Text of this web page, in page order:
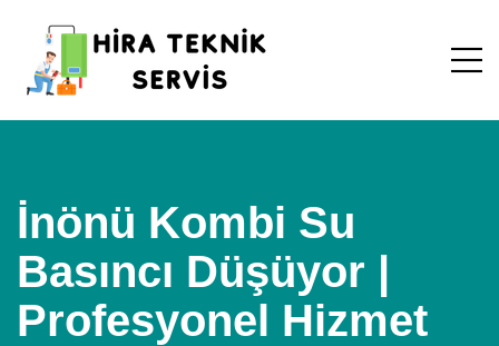
İnönü Kombi Su
Basıncı Düşüyor |
Profesyonel Hizmet